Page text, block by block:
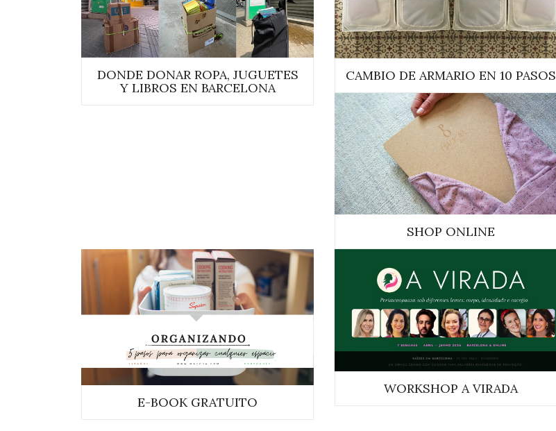
DONDE DONAR ROPA, JUGUETES
Y LIBROS EN BARCELONA
CAMBIO DE ARMARIO EN 10 PASOS
SHOP ONLINE
E-BOOK GRATUITO
WORKSHOP A VIRADA